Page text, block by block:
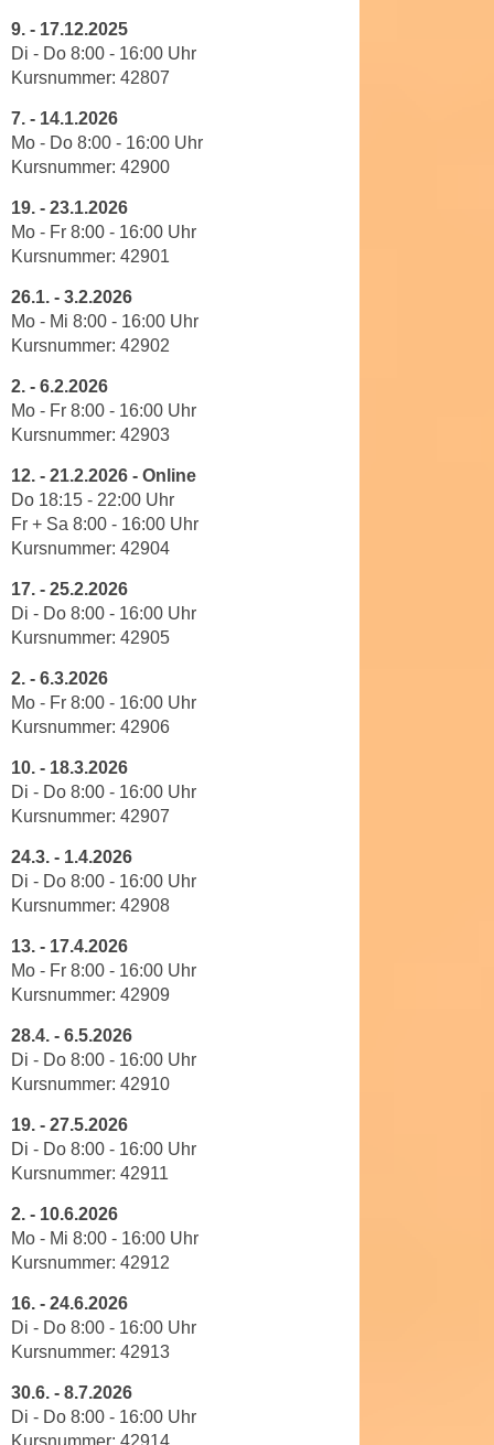
9. - 17.12.2025
Di - Do 8:00 - 16:00 Uhr
Kursnummer: 42807
7. - 14.1.2026
Mo - Do 8:00 - 16:00 Uhr
Kursnummer: 42900
19. - 23.1.2026
Mo - Fr 8:00 - 16:00 Uhr
Kursnummer: 42901
26.1. - 3.2.2026
Mo - Mi 8:00 - 16:00 Uhr
Kursnummer: 42902
2. - 6.2.2026
Mo - Fr 8:00 - 16:00 Uhr
Kursnummer: 42903
12. - 21.2.2026 - Online
Do 18:15 - 22:00 Uhr
Fr + Sa 8:00 - 16:00 Uhr
Kursnummer: 42904
17. - 25.2.2026
Di - Do 8:00 - 16:00 Uhr
Kursnummer: 42905
2. - 6.3.2026
Mo - Fr 8:00 - 16:00 Uhr
Kursnummer: 42906
10. - 18.3.2026
Di - Do 8:00 - 16:00 Uhr
Kursnummer: 42907
24.3. - 1.4.2026
Di - Do 8:00 - 16:00 Uhr
Kursnummer: 42908
13. - 17.4.2026
Mo - Fr 8:00 - 16:00 Uhr
Kursnummer: 42909
28.4. - 6.5.2026
Di - Do 8:00 - 16:00 Uhr
Kursnummer: 42910
19. - 27.5.2026
Di - Do 8:00 - 16:00 Uhr
Kursnummer: 42911
2. - 10.6.2026
Mo - Mi 8:00 - 16:00 Uhr
Kursnummer: 42912
16. - 24.6.2026
Di - Do 8:00 - 16:00 Uhr
Kursnummer: 42913
30.6. - 8.7.2026
Di - Do 8:00 - 16:00 Uhr
Kursnummer: 42914
e
O
i
n
e
-
J
u
r
e
y
z
u
b
i
e
e
n
,
w
e
r
e
n
e
i
t
e
r
e
o
o
i
e
s
f
ü
r
a
r
k
e
e
n
a
u
c
h
n
U
t
e
r
n
e
h
e
n
i
d
e
n
U
S
A
b
e
i
w
e
h
e
I
h
r
e
D
a
e
n
e
n
e
m
d